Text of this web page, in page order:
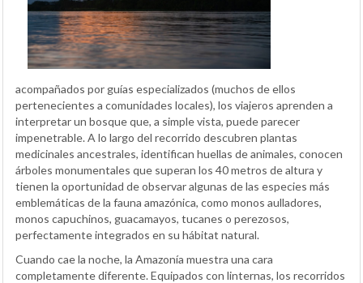
acompañados por guías especializados (muchos de ellos
pertenecientes a comunidades locales), los viajeros aprenden a
interpretar un bosque que, a simple vista, puede parecer
impenetrable. A lo largo del recorrido descubren plantas
medicinales ancestrales, identifican huellas de animales, conocen
árboles monumentales que superan los 40 metros de altura y
tienen la oportunidad de observar algunas de las especies más
emblemáticas de la fauna amazónica, como monos aulladores,
monos capuchinos, guacamayos, tucanes o perezosos,
perfectamente integrados en su hábitat natural.
Cuando cae la noche, la Amazonía muestra una cara
completamente diferente. Equipados con linternas, los recorridos